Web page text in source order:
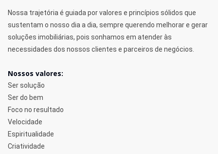
Nossa trajetória é guiada por valores e princípios sólidos que
sustentam o nosso dia a dia, sempre querendo melhorar e gerar
soluções imobiliárias, pois sonhamos em atender às
necessidades dos nossos clientes e parceiros de negócios.
Nossos valores:
Ser solução
Ser do bem
Foco no resultado
Velocidade
Espiritualidade
Criatividade